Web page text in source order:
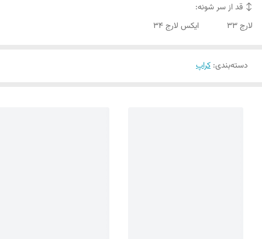
↕️ قد از سر شونه:
لارج ۳۳ ایکس لارج ۳۴
دسته‌بندی: کراپ